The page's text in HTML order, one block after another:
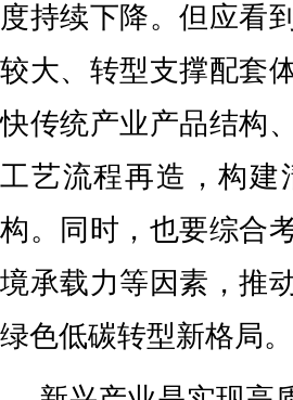
度持续下降。但应看
较大、转型支撑配套
快传统产业产品结构
工艺流程再造，构建
构。同时，也要综合
境承载力等因素，推
绿色低碳转型新格局。